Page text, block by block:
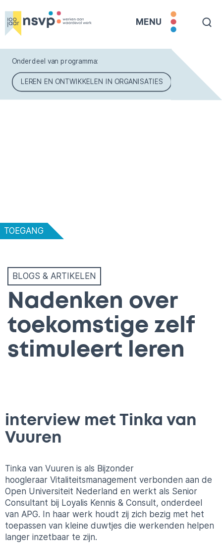
MENU
Onderdeel van programma:
LEREN EN ONTWIKKELEN IN ORGANISATIES
TOEGANG
BLOGS & ARTIKELEN
Nadenken over
toekomstige zelf
stimuleert leren
interview met Tinka van
Vuuren
Tinka van Vuuren is als Bijzonder
hoogleraar Vitaliteitsmanagement verbonden aan de
Open Universiteit Nederland en werkt als Senior
Consultant bij Loyalis Kennis & Consult, onderdeel
van APG. In haar werk houdt zij zich bezig met het
toepassen van kleine duwtjes die werkenden helpen
langer inzetbaar te zijn.